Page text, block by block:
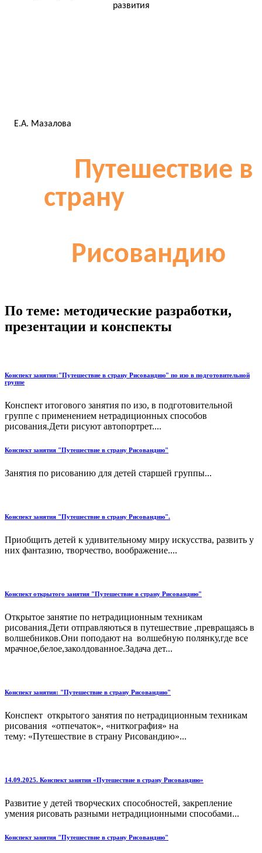
развития
Е.А. Мазалова
Путешествие в
страну
Рисовандию
По теме: методические разработки,
презентации и конспекты
Конспект занятия:"Путешествие в страну Рисовандию" по изо в подготовительной
группе
Конспект итогового занятия по изо, в подготовительной
группе с применением нетрадиционных способов
рисования.Дети рисуют автопортрет....
Конспект занятия "Путешествие в страну Рисовандию"
Занятия по рисованию для детей старшей группы...
Конспект занятия "Путешествие в страну Рисовандию".
Приобщить детей к удивительному миру искусства, развить у
них фантазию, творчество, воображение....
Конспект открытого занятия "Путешествие в страну Рисовандию"
Открытое занятие по нетрадиционным техникам
рисования.Дети отправляються в путешествие ,превращаясь в
волшебников.Они поподают на волшебную полянку,где все
мрачное,белое,заколдованное.Задача дет...
Конспект занятия: "Путешествие в страну Рисовандию"
Конспект открытого занятия по нетрадиционным техникам
рисования «отпечаток», «ниткография» на
тему: «Путешествие в страну Рисовандию»...
14.09.2025. Конспект занятия «Путешествие в страну Рисовандию»
Развитие у детей творческих способностей, закрепление
умения рисовать разными нетрадиционными способами...
Конспект занятия "Путешествие в страну Рисовандию"